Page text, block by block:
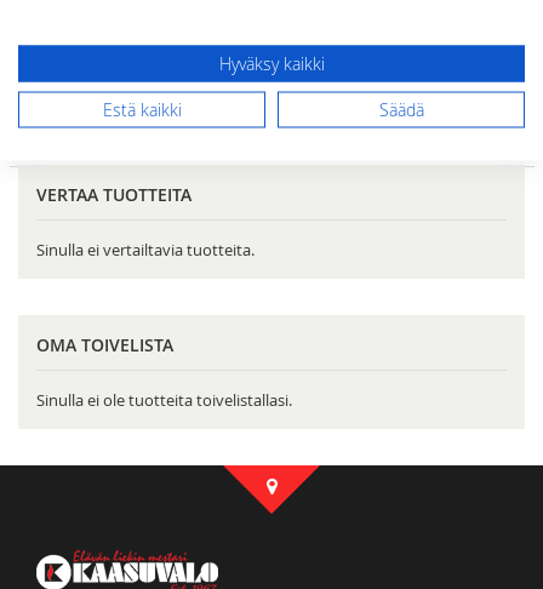
NÄYTETÄÄN VALINTOJEN MUKAAN
Tyhjennä kaikki
VERTAA TUOTTEITA
Sinulla ei vertailtavia tuotteita.
OMA TOIVELISTA
Sinulla ei ole tuotteita toivelistallasi.
Hyväksy kaikki
Estä kaikki Säädä